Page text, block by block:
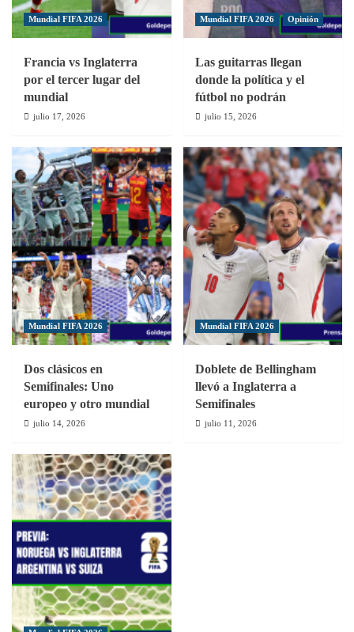
Mundial FIFA 2026
Francia vs Inglaterra
por el tercer lugar del
mundial
julio 17, 2026
Mundial FIFA 2026 Opinión
Las guitarras llegan
donde la política y el
fútbol no podrán
julio 15, 2026
Mundial FIFA 2026
Dos clásicos en
Semifinales: Uno
europeo y otro mundial
julio 14, 2026
Mundial FIFA 2026
Doblete de Bellingham
llevó a Inglaterra a
Semifinales
julio 11, 2026